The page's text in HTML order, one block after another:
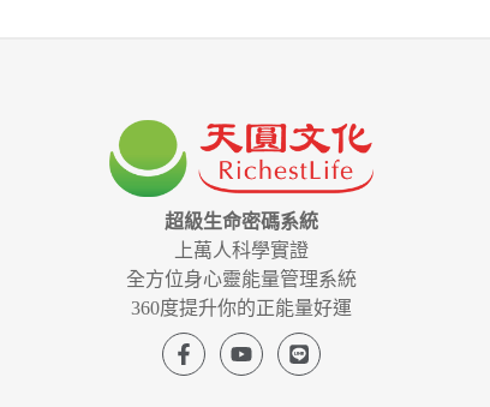
超級生命密碼系統
上萬人科學實證
全方位身心靈能量管理系統
360度提升你的正能量好運